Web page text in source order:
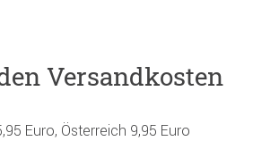
Versandkosten
Euro, Österreich 9,95 Euro